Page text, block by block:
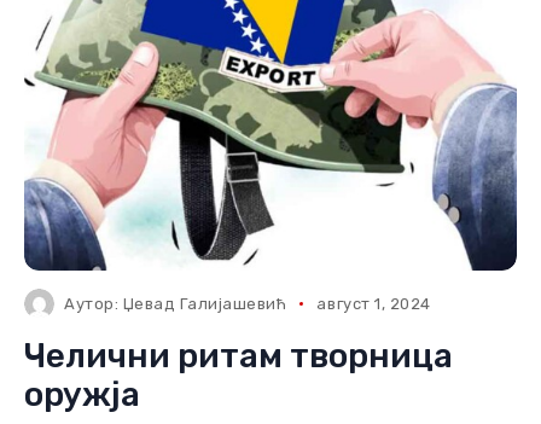
Аутор: Џевад Галијашевић август 1, 2024
Челични ритам творница
оружја